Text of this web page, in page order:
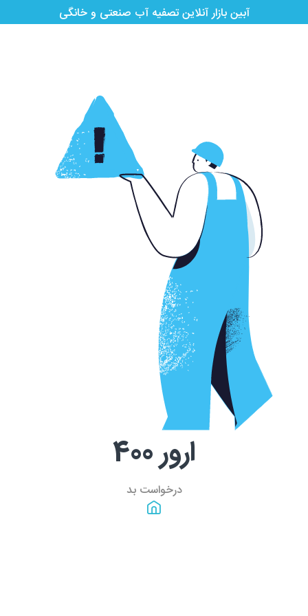
آبین بازار آنلاین تصفیه آب صنعتی و خانگی
ارور400
درخواست بد